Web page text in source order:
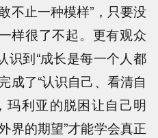
不止一种模样”，只要没
样很了不起。更有观众
识到“成长是每一个人都
成了“认识自己、看清自
玛利亚的脱困让自己明
界的期望”才能学会真正